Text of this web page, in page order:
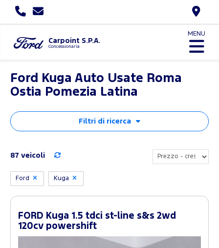
Carpoint S.P.A.
Concessionaria
MENU
Ford Kuga Auto Usate Roma
Ostia Pomezia Latina
Filtri di ricerca
87 veicoli
Ford Kuga
FORD Kuga 1.5 tdci st-line s&s 2wd
120cv powershift